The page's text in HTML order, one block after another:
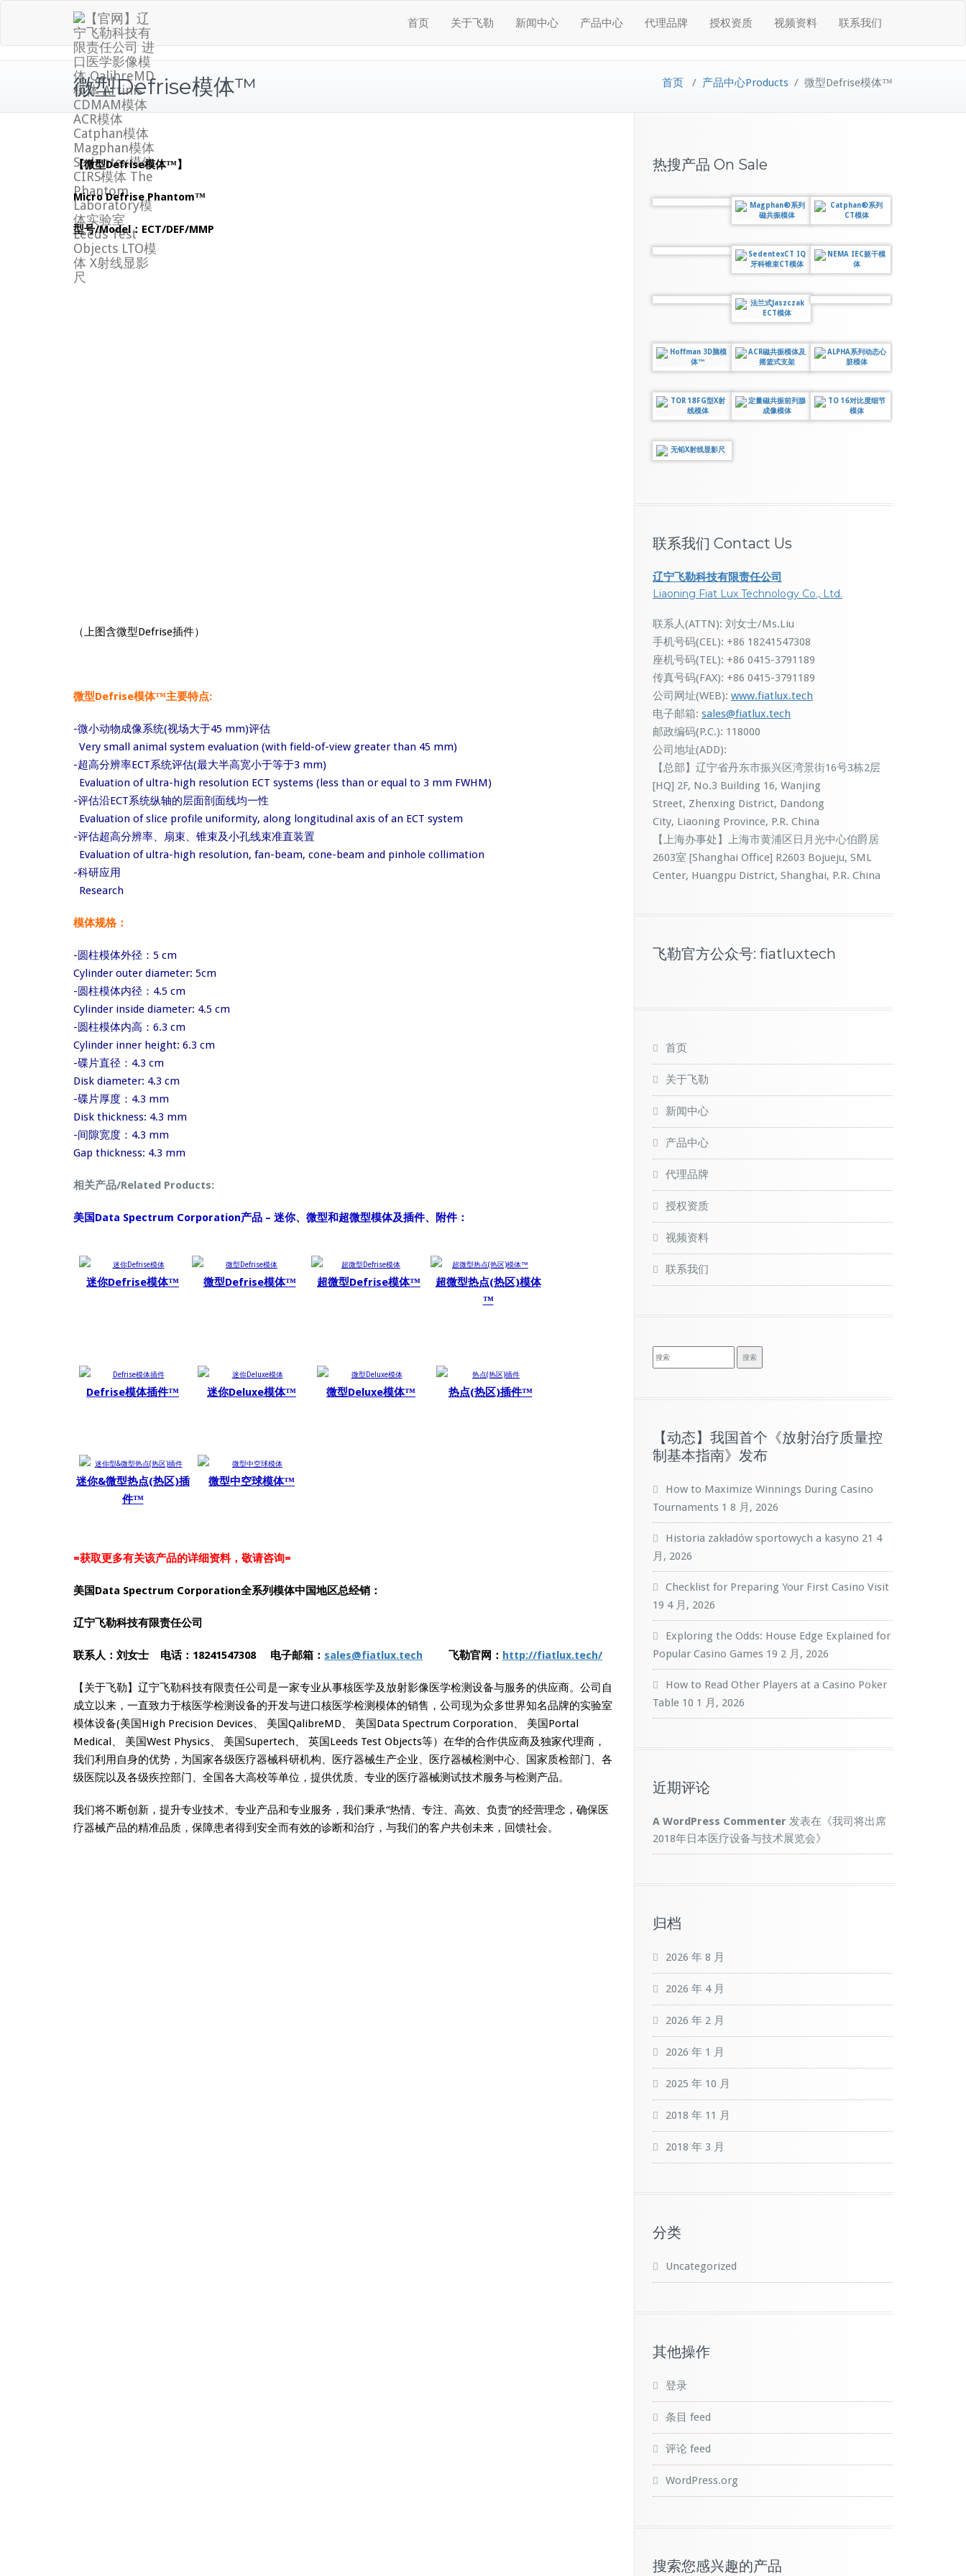
content
首页 关于飞勒 新闻中心 产品中心 代理品牌 授权资质 视频资料 联系我们
微型Defrise模体™ 首页 / 产品中心Products / 微型Defrise模体™
【微型Defrise模体™】
Micro Defrise Phantom™
型号/Model：ECT/DEF/MMP
（上图含微型Defrise插件）
微型Defrise模体™主要特点:
-微小动物成像系统(视场大于45 mm)评估
Very small animal system evaluation (with field-of-view greater than 45 mm)
-超高分辨率ECT系统评估(最大半高宽小于等于3 mm)
Evaluation of ultra-high resolution ECT systems (less than or equal to 3 mm FWHM)
-评估沿ECT系统纵轴的层面剖面线均一性
Evaluation of slice profile uniformity, along longitudinal axis of an ECT system
-评估超高分辨率、扇束、锥束及小孔线束准直装置
Evaluation of ultra-high resolution, fan-beam, cone-beam and pinhole collimation
-科研应用
Research
模体规格：
-圆柱模体外径：5 cm
Cylinder outer diameter: 5cm
-圆柱模体内径：4.5 cm
Cylinder inside diameter: 4.5 cm
-圆柱模体内高：6.3 cm
Cylinder inner height: 6.3 cm
-碟片直径：4.3 cm
Disk diameter: 4.3 cm
-碟片厚度：4.3 mm
Disk thickness: 4.3 mm
-间隙宽度：4.3 mm
Gap thickness: 4.3 mm
相关产品/Related Products:
美国Data Spectrum Corporation产品 – 迷你、微型和超微型模体及插件、附件：
迷你Defrise模体™ 微型Defrise模体™ 超微型Defrise模体™
超微型热点(热区)模体
™
Defrise模体插件™ 迷你Deluxe模体™ 微型Deluxe模体™ 热点(热区)插件™
迷你&微型热点(热区)插
件™
微型中空球模体™
=获取更多有关该产品的详细资料，敬请咨询=
美国Data Spectrum Corporation全系列模体中国地区总经销：
辽宁飞勒科技有限责任公司
联系人：刘女士 电话：18241547308 电子邮箱： sales@fiatlux.tech 飞勒官网： http://fiatlux.tech/
【关于飞勒】辽宁飞勒科技有限责任公司是一家专业从事核医学及放射影像医学检测设备与服务的供应商。公司自
成立以来，一直致力于核医学检测设备的开发与进口核医学检测模体的销售，公司现为众多世界知名品牌的实验室
模体设备(美国High Precision Devices、 美国QalibreMD、 美国Data Spectrum Corporation、 美国Portal
Medical、 美国West Physics、 美国Supertech、 英国Leeds Test Objects等）在华的合作供应商及独家代理商，
我们利用自身的优势，为国家各级医疗器械科研机构、医疗器械生产企业、医疗器械检测中心、国家质检部门、各
级医院以及各级疾控部门、全国各大高校等单位，提供优质、专业的医疗器械测试技术服务与检测产品。
我们将不断创新，提升专业技术、专业产品和专业服务，我们秉承“热情、专注、高效、负责”的经营理念，确保医
疗器械产品的精准品质，保障患者得到安全而有效的诊断和治疗，与我们的客户共创未来，回馈社会。
热搜产品 On Sale
联系我们 Contact Us
辽宁飞勒科技有限责任公司
Liaoning Fiat Lux Technology Co., Ltd.
联系人(ATTN): 刘女士/Ms.Liu
手机号码(CEL): +86 18241547308
座机号码(TEL): +86 0415-3791189
传真号码(FAX): +86 0415-3791189
公司网址(WEB): www.fiatlux.tech
电子邮箱: sales@fiatlux.tech
邮政编码(P.C.): 118000
公司地址(ADD):
【总部】辽宁省丹东市振兴区湾景街16号3栋2层
[HQ] 2F, No.3 Building 16, Wanjing
Street, Zhenxing District, Dandong
City, Liaoning Province, P.R. China
【上海办事处】上海市黄浦区日月光中心伯爵居
2603室 [Shanghai Office] R2603 Bojueju, SML
Center, Huangpu District, Shanghai, P.R. China
飞勒官方公众号: fiatluxtech
首页
关于飞勒
新闻中心
产品中心
代理品牌
授权资质
视频资料
联系我们
【动态】我国首个《放射治疗质量控
制基本指南》发布
How to Maximize Winnings During Casino
Tournaments 1 8 月, 2026
Historia zakładów sportowych a kasyno 21 4
月, 2026
Checklist for Preparing Your First Casino Visit
19 4 月, 2026
Exploring the Odds: House Edge Explained for
Popular Casino Games 19 2 月, 2026
How to Read Other Players at a Casino Poker
Table 10 1 月, 2026
近期评论
A WordPress Commenter 发表在《我司将出席
2018年日本医疗设备与技术展览会》
归档
2026 年 8 月
2026 年 4 月
2026 年 2 月
2026 年 1 月
2025 年 10 月
2018 年 11 月
2018 年 3 月
分类
Uncategorized
其他操作
登录
条目 feed
评论 feed
WordPress.org
搜索您感兴趣的产品